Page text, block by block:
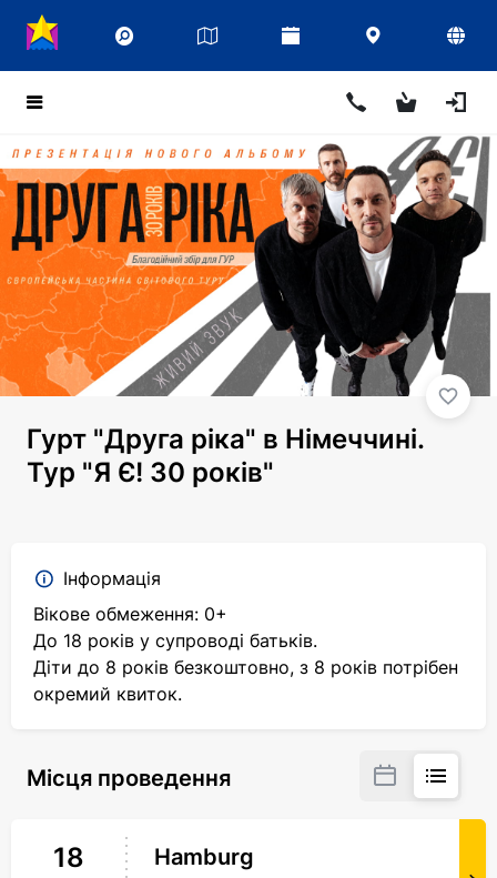
Гурт "Друга ріка" в Німеччині.
Тур "Я Є! 30 років"
Інформація
Вікове обмеження: 0+
До 18 років у супроводі батьків.
Діти до 8 років безкоштовно, з 8 років потрібен
окремий квиток.
Місця проведення
18 Hamburg